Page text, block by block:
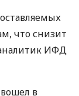
что снизит
аналитик ИФД
в